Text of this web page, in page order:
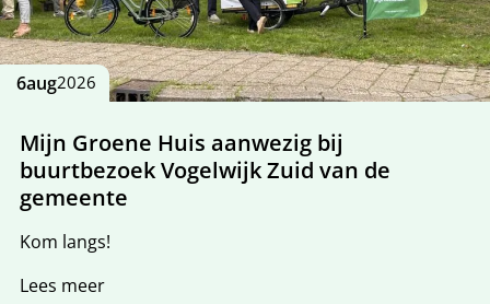
6aug2026
Mijn Groene Huis aanwezig bij
buurtbezoek Vogelwijk Zuid van de
gemeente
Kom langs!
Lees meer